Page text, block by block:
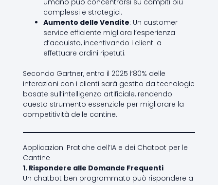
umano può concentrarsi su compiti più
complessi e strategici.
Aumento delle Vendite: Un customer
service efficiente migliora l’esperienza
d’acquisto, incentivando i clienti a
effettuare ordini ripetuti.
Secondo Gartner, entro il 2025 l’80% delle
interazioni con i clienti sarà gestito da tecnologie
basate sull’intelligenza artificiale, rendendo
questo strumento essenziale per migliorare la
competitività delle cantine.
Applicazioni Pratiche dell’IA e dei Chatbot per le
Cantine
1. Rispondere alle Domande Frequenti
Un chatbot ben programmato può rispondere a